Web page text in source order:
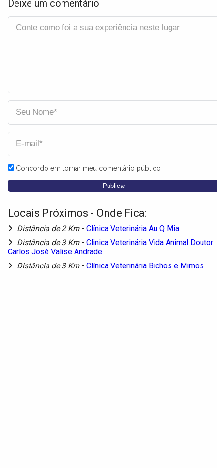
Deixe um comentário
Concordo em tornar meu comentário público
Locais Próximos - Onde Fica:
Distância de 2 Km - Clínica Veterinária Au Q Mia
Distância de 3 Km - Clinica Veterinária Vida Animal Doutor
Carlos José Valise Andrade
Distância de 3 Km - Clínica Veterinária Bichos e Mimos